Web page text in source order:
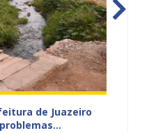
de Juazeiro